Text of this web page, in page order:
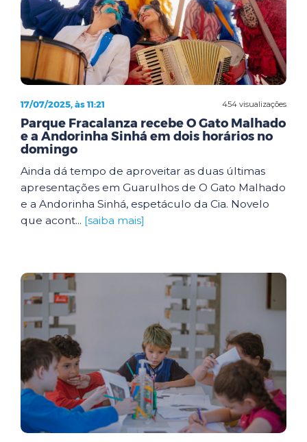
454 visualizações
17/07/2025, às 11:21
Parque Fracalanza recebe O Gato Malhado
e a Andorinha Sinhá em dois horários no
domingo
Ainda dá tempo de aproveitar as duas últimas
apresentações em Guarulhos de O Gato Malhado
e a Andorinha Sinhá, espetáculo da Cia. Novelo
que acont... [saiba mais]